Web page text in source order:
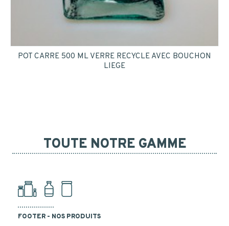
INSCRIPTION
POT CARRE 500 ML VERRE RECYCLE AVEC BOUCHON
LIEGE
TOUTE NOTRE GAMME
FOOTER - NOS PRODUITS